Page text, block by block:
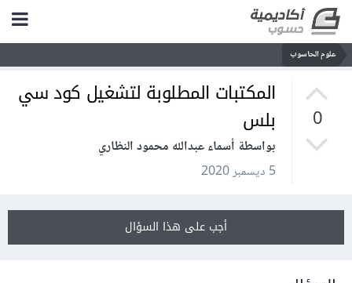
علوم الحاسوب
0
المكتبات المطلوبة لتشغيل كود سي
بلس
بواسطة أسماء عبدالله محمود النظاري
5 ديسمبر 2020
أجب على هذا السؤال